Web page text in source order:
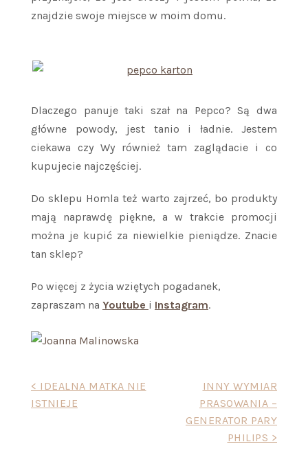
znajdzie swoje miejsce w moim domu.
Dlaczego panuje taki szał na Pepco? Są dwa
główne powody, jest tanio i ładnie. Jestem
ciekawa czy Wy również tam zaglądacie i co
kupujecie najczęściej.
Do sklepu Homla też warto zajrzeć, bo produkty
mają naprawdę piękne, a w trakcie promocji
można je kupić za niewielkie pieniądze. Znacie
tan sklep?
Po więcej z życia wziętych pogadanek,
zapraszam na Youtube i Instagram.
Nawigacja
wpisu
< IDEALNA MATKA NIE
ISTNIEJE
INNY WYMIAR
PRASOWANIA –
GENERATOR PARY
PHILIPS >